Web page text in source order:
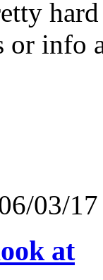
or info
at